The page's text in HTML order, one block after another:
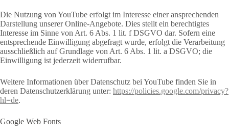
Die Nutzung von YouTube erfolgt im Interesse einer ansprechenden
Darstellung unserer Online-Angebote. Dies stellt ein berechtigtes
Interesse im Sinne von Art. 6 Abs. 1 lit. f DSGVO dar. Sofern eine
entsprechende Einwilligung abgefragt wurde, erfolgt die Verarbeitung
ausschließlich auf Grundlage von Art. 6 Abs. 1 lit. a DSGVO; die
Einwilligung ist jederzeit widerrufbar.
Weitere Informationen über Datenschutz bei YouTube finden Sie in
deren Datenschutzerklärung unter: https://policies.google.com/privacy?
hl=de.
Google Web Fonts